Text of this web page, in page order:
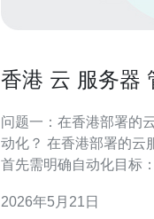
香港 云 服务器
问题一：在香港部署的
动化？ 在香港部署的云
首先需明确自动化目标
基础配置模板的标准化
2026年5月21日